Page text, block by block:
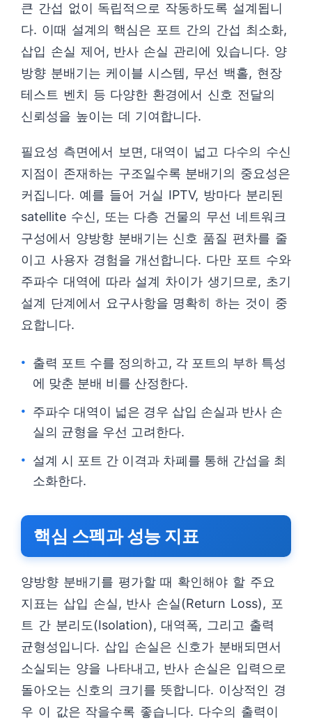
큰 간섭 없이 독립적으로 작동하도록 설계됩니
다. 이때 설계의 핵심은 포트 간의 간섭 최소화,
삽입 손실 제어, 반사 손실 관리에 있습니다. 양
방향 분배기는 케이블 시스템, 무선 백홀, 현장
테스트 벤치 등 다양한 환경에서 신호 전달의
신뢰성을 높이는 데 기여합니다.
필요성 측면에서 보면, 대역이 넓고 다수의 수신
지점이 존재하는 구조일수록 분배기의 중요성은
커집니다. 예를 들어 거실 IPTV, 방마다 분리된
satellite 수신, 또는 다층 건물의 무선 네트워크
구성에서 양방향 분배기는 신호 품질 편차를 줄
이고 사용자 경험을 개선합니다. 다만 포트 수와
주파수 대역에 따라 설계 차이가 생기므로, 초기
설계 단계에서 요구사항을 명확히 하는 것이 중
요합니다.
출력 포트 수를 정의하고, 각 포트의 부하 특성
에 맞춘 분배 비를 산정한다.
주파수 대역이 넓은 경우 삽입 손실과 반사 손
실의 균형을 우선 고려한다.
설계 시 포트 간 이격과 차폐를 통해 간섭을 최
소화한다.
핵심 스펙과 성능 지표
양방향 분배기를 평가할 때 확인해야 할 주요
지표는 삽입 손실, 반사 손실(Return Loss), 포
트 간 분리도(Isolation), 대역폭, 그리고 출력
균형성입니다. 삽입 손실은 신호가 분배되면서
소실되는 양을 나타내고, 반사 손실은 입력으로
돌아오는 신호의 크기를 뜻합니다. 이상적인 경
우 이 값은 작을수록 좋습니다. 다수의 출력이